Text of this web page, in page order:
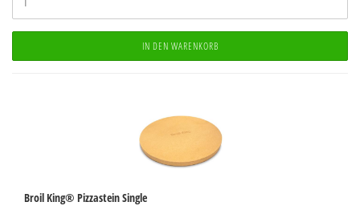
IN DEN WARENKORB
Broil King® Pizzastein Single